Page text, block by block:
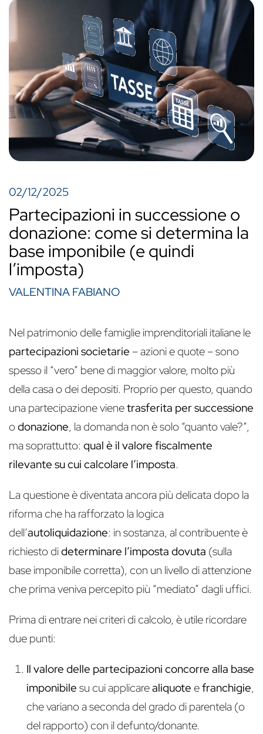
02/12/2025
Partecipazioni in successione o
donazione: come si determina la
base imponibile (e quindi
l’imposta)
VALENTINA FABIANO
Nel patrimonio delle famiglie imprenditoriali italiane le
partecipazioni societarie – azioni e quote – sono
spesso il “vero” bene di maggior valore, molto più
della casa o dei depositi. Proprio per questo, quando
una partecipazione vienetrasferita per successione
odonazione, la domanda non è solo “quanto vale?”,
ma soprattutto: qual è il valore fiscalmente
rilevante su cui calcolare l’imposta.
La questione è diventata ancora più delicata dopo la
riforma che ha rafforzato la logica
dell’autoliquidazione: in sostanza, al contribuente è
richiesto dideterminare l’imposta dovuta (sulla
base imponibile corretta), con un livello di attenzione
che prima veniva percepito più “mediato” dagli uffici.
Prima di entrare nei criteri di calcolo, è utile ricordare
due punti:
Il valore delle partecipazioni concorre alla base
imponibile su cui applicarealiquote efranchigie,
che variano a seconda del grado di parentela (o
del rapporto) con il defunto/donante.